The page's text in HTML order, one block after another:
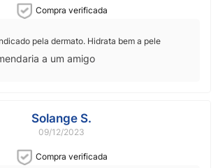
Compra verificada
pela dermato. Hidrata bem a pele
a um amigo
Solange S.
09/12/2023
Compra verificada